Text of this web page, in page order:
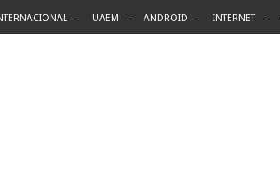
UAEM ANDROID INTERNET